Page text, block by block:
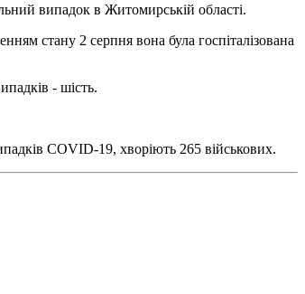
випадок в Житомирській області.
стану 2 серпня вона була госпіталізована
- шість.
COVID-19, хворіють 265 військових.